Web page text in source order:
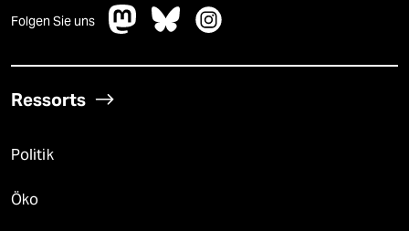
Folgen Sie uns
Ressorts
Politik
Öko